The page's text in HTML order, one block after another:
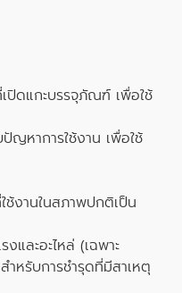
ปิดแกะบรรจุภัณฑ์ เพื่อใช้
ญหาการใช้งาน เพื่อใช้
ช้งานในสภาพปกติเป็น
และอะไหล่ (เฉพาะ
ำหรับการชำรุดที่มีสาเหตุ